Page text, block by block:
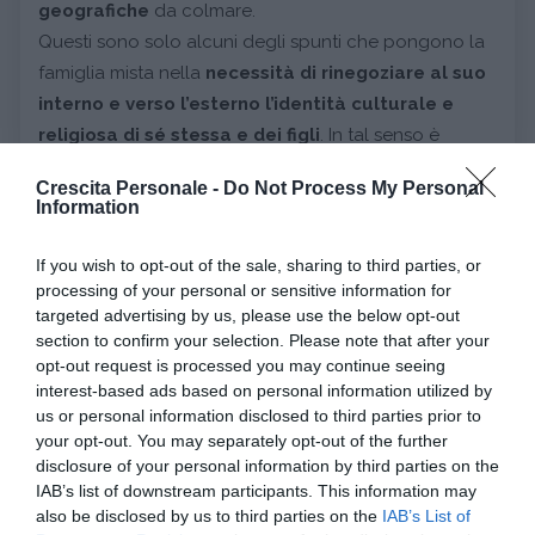
Crescita Personale - Do Not Process My Personal
Information
If you wish to opt-out of the sale, sharing to third parties, or
processing of your personal or sensitive information for
targeted advertising by us, please use the below opt-out
section to confirm your selection. Please note that after your
opt-out request is processed you may continue seeing
interest-based ads based on personal information utilized by
us or personal information disclosed to third parties prior to
your opt-out. You may separately opt-out of the further
disclosure of your personal information by third parties on the
IAB’s list of downstream participants. This information may
also be disclosed by us to third parties on the IAB’s List of
geografiche da colmare.
Questi sono solo alcuni degli spunti che pongono la
famiglia mista nella necessità di rinegoziare al suo
interno e verso l’esterno l’identità culturale e
religiosa di sé stessa e dei figli. In tal senso è
garantire ai figli
l’accesso al sistema culturale di entrambi
una propria identità.
Continua a leggere dopo la pubblicità
Questo sarà tanto più possibile, quanto più i coniugi
avranno compiuto quella“transizione culturale”
(Falicov, C.J., Training to think culturally: a
multidimensional comparative frame work,Family